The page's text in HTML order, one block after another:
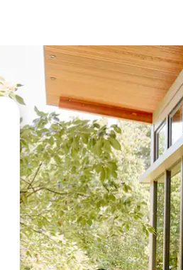
usando as seta para cima e para